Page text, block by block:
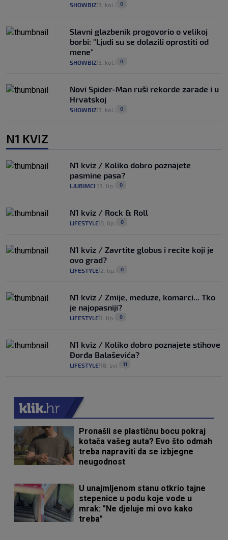
SHOWBIZ 3. kol. 0
Slavni glazbenik progovorio o velikoj
borbi: "Ljudi su se dolazili oprostiti od
mene"
SHOWBIZ 3. kol. 0
Novi Spider-Man ruši rekorde zarade i u
Hrvatskoj
SHOWBIZ 3. kol. 0
N1 KVIZ
N1 kviz / Koliko dobro poznajete
pasmine pasa?
LJUBIMCI 13. lip. 0
N1 kviz / Rock & Roll
LIFESTYLE 8. lip. 0
N1 kviz / Zavrtite globus i recite koji je
ovo grad?
LIFESTYLE 2. lip. 0
N1 kviz / Zmije, meduze, komarci... Tko
je najopasniji?
LIFESTYLE 1. lip. 0
N1 kviz / Koliko dobro poznajete stihove
Đorđa Balaševića?
LIFESTYLE 18. svi. 11
Pronašli se plastičnu bocu pokraj
kotača vašeg auta? Evo što odmah
treba napraviti da se izbjegne
neugodnost
U unajmljenom stanu otkrio tajne
stepenice u podu koje vode u
mrak: "Ne djeluje mi ovo kako
treba"